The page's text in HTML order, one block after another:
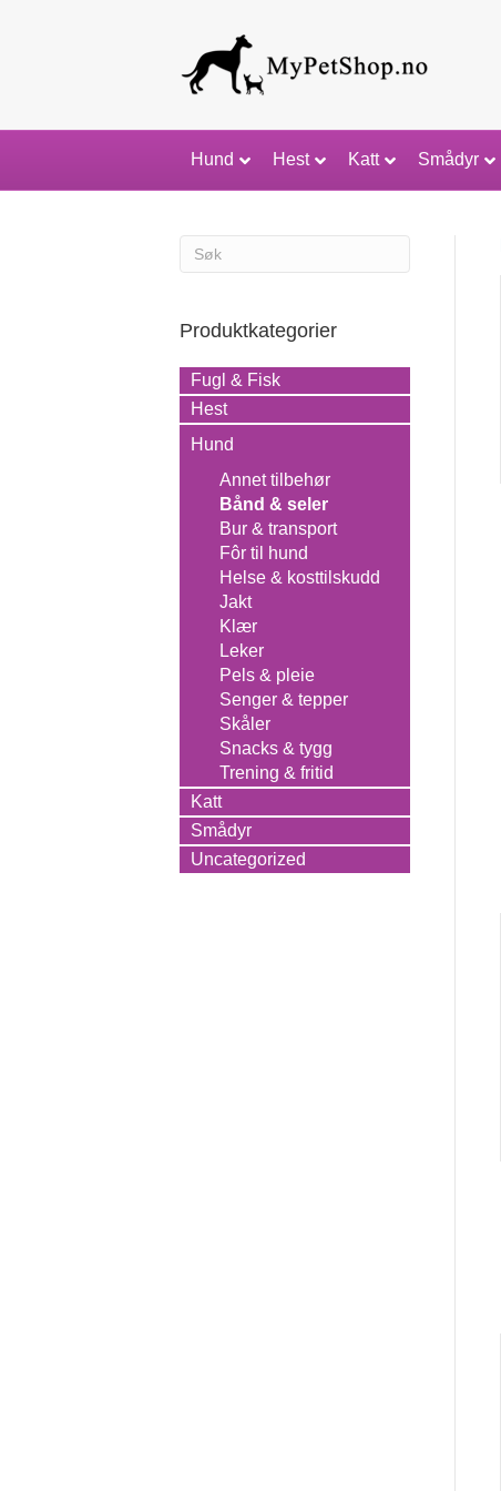
Hund Hest Katt Smådyr
Produktkategorier
Fugl & Fisk
Hest
Hund
Annet tilbehør
Bånd & seler
Bur & transport
Fôr til hund
Helse & kosttilskudd
Jakt
Klær
Leker
Pels & pleie
Senger & tepper
Skåler
Snacks & tygg
Trening & fritid
Katt
Smådyr
Uncategorized